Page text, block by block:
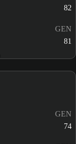
82
GEN
81
GEN
74